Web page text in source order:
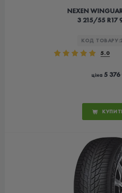
NEXEN
3 215/55 R17
КОД ТОВАРУ:
5.0
ціна 5 376